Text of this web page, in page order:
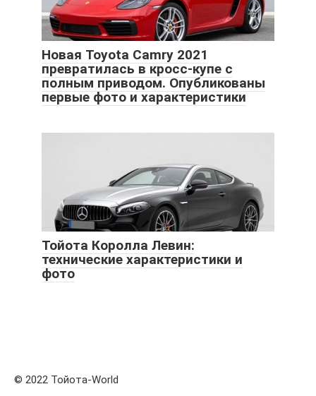
Новая Toyota Camry 2021
превратилась в кросс-купе с
полным приводом. Опубликованы
первые фото и характеристики
Тойота Королла Левин:
технические характеристики и
фото
© 2022 Тойота-World